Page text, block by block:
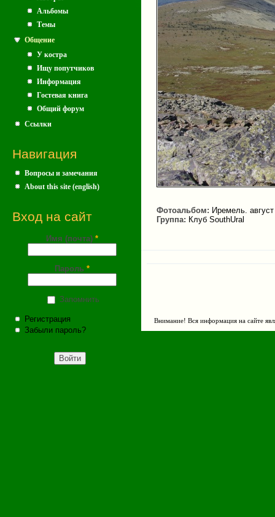
Альбомы
Темы
Общение
У костра
Ищу попутчиков
Информация
Гостевая книга
Общий форум
Ссылки
Навигация
Вопросы и замечания
About this site (english)
Вход на сайт
Имя (почта) *
Пароль *
Запомнить
Регистрация
Забыли пароль?
Фотоальбом: Иремель.
Группа: Клуб SouthUral
Внимание! Вся информация на сайте